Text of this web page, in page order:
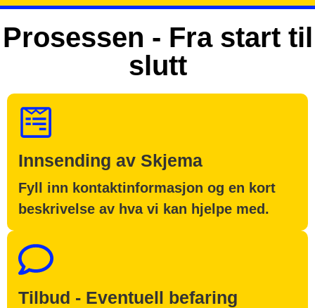
Prosessen - Fra start til
slutt
Innsending av Skjema
Fyll inn kontaktinformasjon og en kort
beskrivelse av hva vi kan hjelpe med.
Tilbud - Eventuell befaring